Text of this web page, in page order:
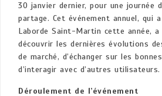
30 janvier dernier, pour une journée
partage. Cet événement annuel, qui
Laborde Saint-Martin cette année, a
découvrir les dernières évolutions
de marché, d’échanger sur les
d’interagir avec d’autres utilisateurs.
Déroulement de l’événement